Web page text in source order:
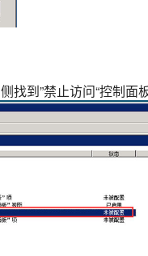
到”禁止访问“控制面板